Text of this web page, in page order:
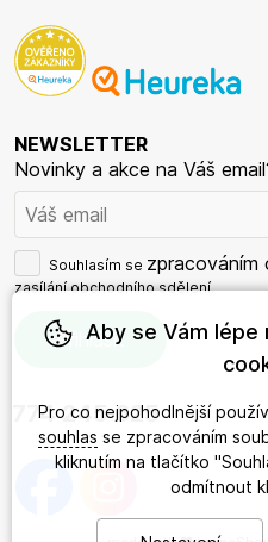
NEWSLETTER
Novinky a akce na Váš
Souhlasím se zpracováním
zasílání obchodního sdělení.
774 245 625
Aby se Vám lépe
Pro co nejpohodlnější
souhlas se zpracováním
kliknutím na tlačítko
odmítnout